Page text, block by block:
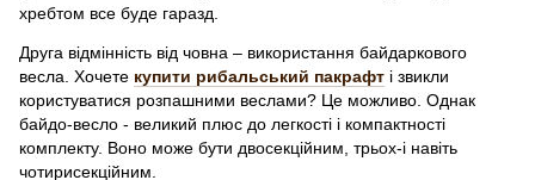
хребтом все буде гаразд.
Друга відмінність від човна – використання байдаркового
весла. Хочете купити рибальський пакрафт і звикли
користуватися розпашними веслами? Це можливо. Однак
байдо-весло - великий плюс до легкості і компактності
комплекту. Воно може бути двосекційним, трьох-і навіть
чотирисекційним.